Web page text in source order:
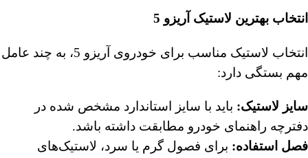
انتخاب بهترین لاستیک آریزو 5
انتخاب لاستیک مناسب برای خودروی آریزو 5، به چند عامل
مهم بستگی دارد:
سایز لاستیک: باید با سایز استاندارد مشخص شده در
دفترچه راهنمای خودرو مطابقت داشته باشد.
فصل استفاده: برای فصول گرم یا سرد، لاستیک‌های